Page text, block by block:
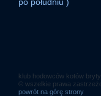
klub hodowców kotów
© wszelkie prawa
powrót na górę strony